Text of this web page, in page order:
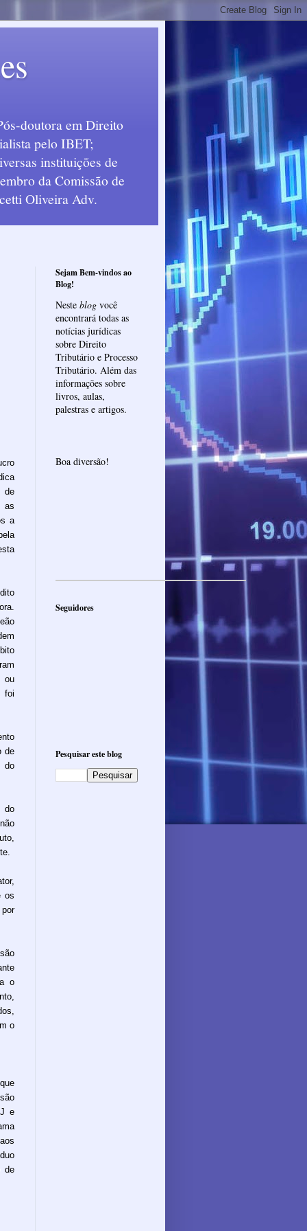
doutora em Direito
pelo IBET;
instituições de
da Comissão de
Oliveira Adv.
de
as
a
ou
foi
de
do
do
os
o
o
e
de
Sejam Bem-vindos ao
Blog!
Neste blog você
encontrará todas as
notícias jurídicas
sobre Direito
Tributário e Processo
Tributário. Além das
informações sobre
livros, aulas,
palestras e artigos.
Boa diversão!
Seguidores
Pesquisar este blog